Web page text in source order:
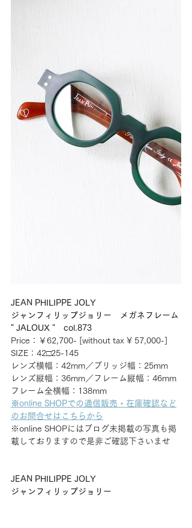
JEAN PHILIPPE JOLY
ジャンフィリップジョリー　メガネフレーム
" JALOUX "　col.873
Price：￥62,700- [without tax ¥ 57,000-]
SIZE：42□25-145
レンズ横幅：42mm／ブリッジ幅：25mm
レンズ縦幅：36mm／フレーム縦幅：46mm
フレーム全横幅：138mm
※online SHOPでの通信販売・在庫確認など
のお問合せはこちらから
※online SHOPにはブログ未掲載の写真も掲
載しておりますので是非ご確認下さいませ
JEAN PHILIPPE JOLY
ジャンフィリップジョリー